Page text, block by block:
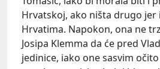
Hrvatskoj, ako ništa drugo jer
Hrvatima. Napokon, ona ne
Josipa Klemma da će pred
jedinice, iako one sasvim